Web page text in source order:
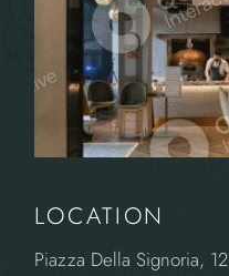
LOCATION
Piazza Della Signoria, 12